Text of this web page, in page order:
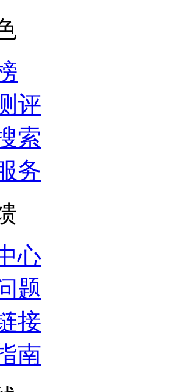
评
索
务
心
题
接
南